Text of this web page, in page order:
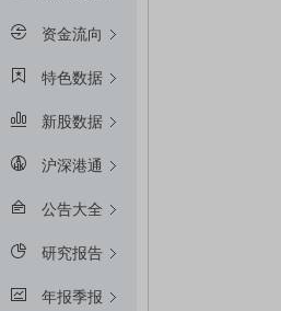
资金流向
特色数据
新股数据
沪深港通
公告大全
研究报告
年报季报